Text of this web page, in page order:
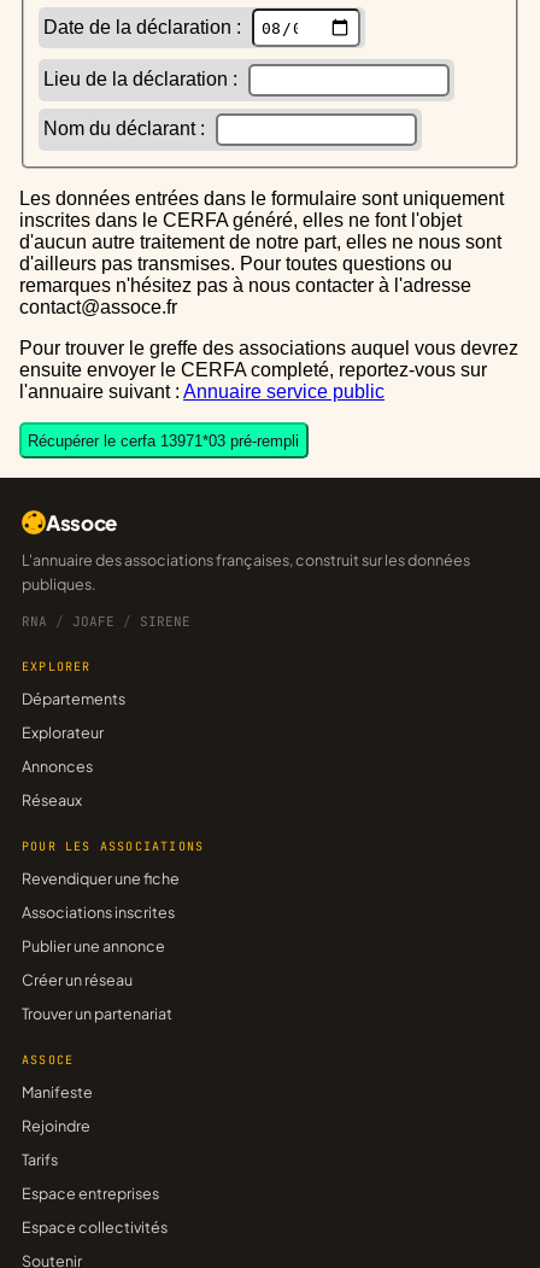
Date de la déclaration :
Lieu de la déclaration :
Nom du déclarant :
Les données entrées dans le formulaire sont uniquement
inscrites dans le CERFA généré, elles ne font l'objet
d'aucun autre traitement de notre part, elles ne nous sont
d'ailleurs pas transmises. Pour toutes questions ou
remarques n'hésitez pas à nous contacter à l'adresse
contact@assoce.fr
Pour trouver le greffe des associations auquel vous devrez
ensuite envoyer le CERFA completé, reportez-vous sur
l'annuaire suivant : Annuaire service public
Récupérer le cerfa 13971*03 pré-rempli
Assoce
L'annuaire des associations françaises, construit sur les données
publiques.
RNA / JOAFE / SIRENE
EXPLORER
Départements
Explorateur
Annonces
Réseaux
POUR LES ASSOCIATIONS
Revendiquer une fiche
Associations inscrites
Publier une annonce
Créer un réseau
Trouver un partenariat
ASSOCE
Manifeste
Rejoindre
Tarifs
Espace entreprises
Espace collectivités
Soutenir